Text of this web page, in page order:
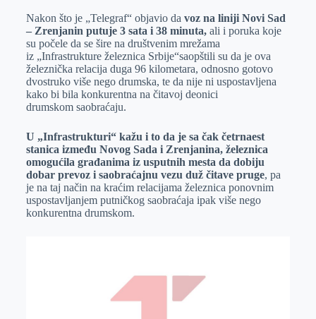
Nakon što je „Telegraf“ objavio da voz na liniji Novi Sad
– Zrenjanin putuje 3 sata i 38 minuta,ali i poruka koje
su počele da se šire na društvenim mrežama
iz „Infrastrukture železnica Srbije“saopštili su da je ova
železnička relacija duga 96 kilometara, odnosno gotovo
dvostruko više nego drumska, te da nije ni uspostavljena
kako bi bila konkurentna na čitavoj deonici
drumskom saobraćaju.
U „Infrastrukturi“ kažu i to da je sa čak četrnaest
stanica između Novog Sada i Zrenjanina, železnica
omogućila građanima iz usputnih mesta da dobiju
dobar prevoz i saobraćajnu vezu duž čitave pruge, pa
je na taj način na kraćim relacijama železnica ponovnim
uspostavljanjem putničkog saobraćaja ipak više nego
konkurentna drumskom.